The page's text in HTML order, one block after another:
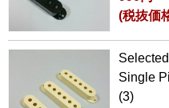
(税抜価
Single
(3)